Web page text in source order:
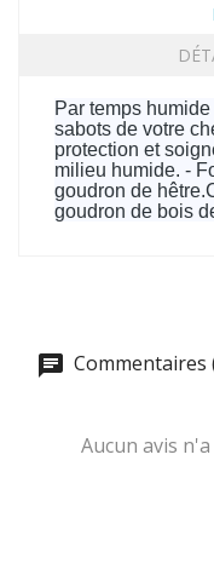
Par temps
sabots de votre
protection et
milieu humide. -
goudron de
goudron de bois
Commentaires
Aucun avis